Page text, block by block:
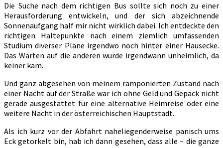
Die Suche nach dem richtigen Bus sollte sich noch zu einer
Herausforderung entwickeln, und der sich abzeichnende
Sonnenaufgang half mir nicht wirklich dabei. Ich entdeckte den
richtigen Haltepunkte nach einem ziemlich umfassenden
Studium diverser Pläne irgendwo noch hinter einer Hausecke.
Das Warten auf die anderen wurde irgendwann unheimlich, da
keiner kam.
Und ganz abgesehen von meinem ramponierten Zustand nach
einer Nacht auf der Straße war ich ohne Geld und Gepäck nicht
gerade ausgestattet für eine alternative Heimreise oder eine
weitere Nacht in der österreichischen Hauptstadt.
Als ich kurz vor der Abfahrt naheliegenderweise panisch ums
Eck getorkelt bin, hab ich dann gesehen, dass alle – die ganze